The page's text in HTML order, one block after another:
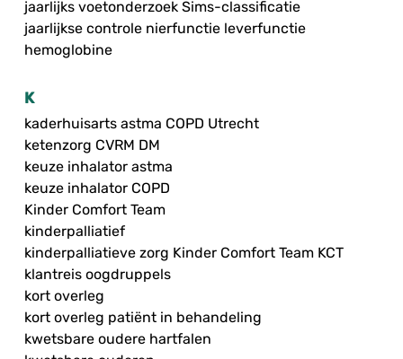
jaarlijks voetonderzoek Sims-classificatie
jaarlijkse controle nierfunctie leverfunctie
hemoglobine
K
kaderhuisarts astma COPD Utrecht
ketenzorg CVRM DM
keuze inhalator astma
keuze inhalator COPD
Kinder Comfort Team
kinderpalliatief
kinderpalliatieve zorg Kinder Comfort Team KCT
klantreis oogdruppels
kort overleg
kort overleg patiënt in behandeling
kwetsbare oudere hartfalen